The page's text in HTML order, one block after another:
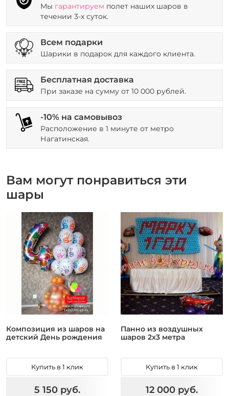
Мы гарантируем полет наших шаров в
течении 3-х суток.
Всем подарки
Шарики в подарок для каждого клиента.
Бесплатная доставка
При заказе на сумму от 10 000 рублей.
-10% на самовывоз
Расположение в 1 минуте от метро
Нагатинская.
Вам могут понравиться эти
шары
Композиция из шаров на
детский День рождения
Купить в 1 клик
5 150 руб.
Панно из воздушных
шаров 2х3 метра
Купить в 1 клик
12 000 руб.